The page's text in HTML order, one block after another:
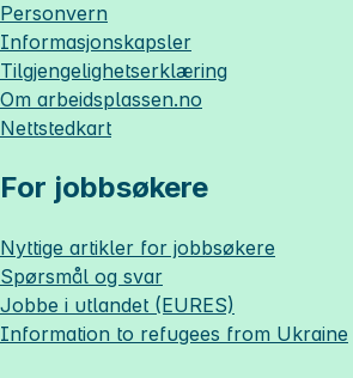
Personvern
Informasjonskapsler
Tilgjengelighetserklæring
Om arbeidsplassen.no
Nettstedkart
For jobbsøkere
Nyttige artikler for jobbsøkere
Spørsmål og svar
Jobbe i utlandet (EURES)
Information to refugees from Ukraine